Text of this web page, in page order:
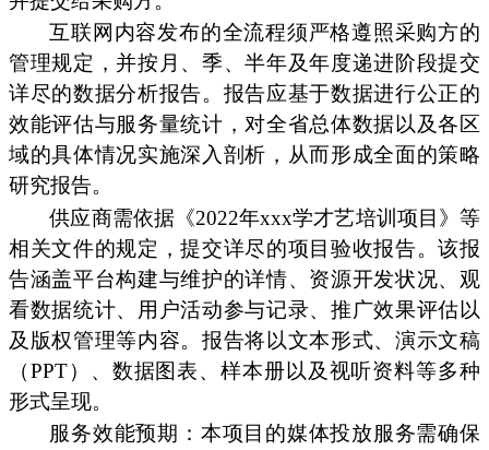
互联网内容发布的全流程须严格遵照采购方的
管理规定，并按月、季、半年及年度递进阶段提交
详尽的数据分析报告。报告应基于数据进行公正的
效能评估与服务量统计，对全省总体数据以及各区
域的具体情况实施深入剖析，从而形成全面的策略
研究报告。
供应商需依据《2022年xxx学才艺培训项目》等
相关文件的规定，提交详尽的项目验收报告。该报
告涵盖平台构建与维护的详情、资源开发状况、观
看数据统计、用户活动参与记录、推广效果评估以
及版权管理等内容。报告将以文本形式、演示文稿
（PPT）、数据图表、样本册以及视听资料等多种
形式呈现。
服务效能预期：本项目的媒体投放服务需确保